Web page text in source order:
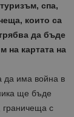
спа,
които са
да бъде
на картата на
да има война в
ще бъде
граничеща с